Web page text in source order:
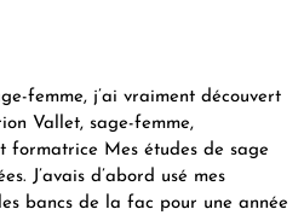
femme, j’ai vraiment découvert
Vallet, sage-femme,
formatrice Mes études de sage
J’avais d’abord usé mes
bancs de la fac pour une année